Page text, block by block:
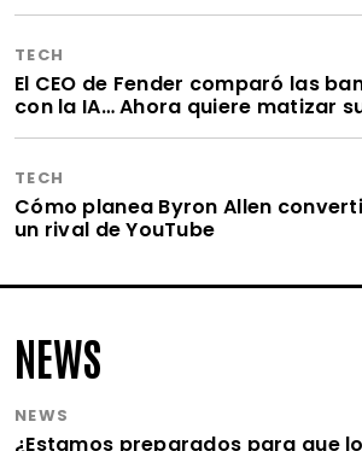
TECH
El CEO de Fender comparó las
con la IA… Ahora quiere matizar
TECH
Cómo planea Byron Allen
un rival de YouTube
NEWS
NEWS
¿Estamos preparados para que